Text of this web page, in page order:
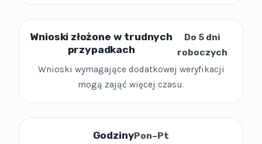
Wnioski złożone w trudnych
przypadkach
Do 5 dni
roboczych
Wnioski wymagające dodatkowej weryfikacji
mogą zająć więcej czasu.
GodzinyPon–Pt